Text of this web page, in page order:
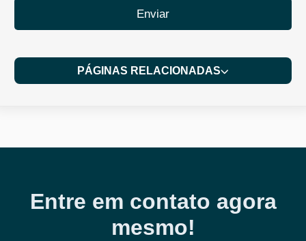
Enviar
PÁGINAS RELACIONADAS
Entre em contato agora
mesmo!